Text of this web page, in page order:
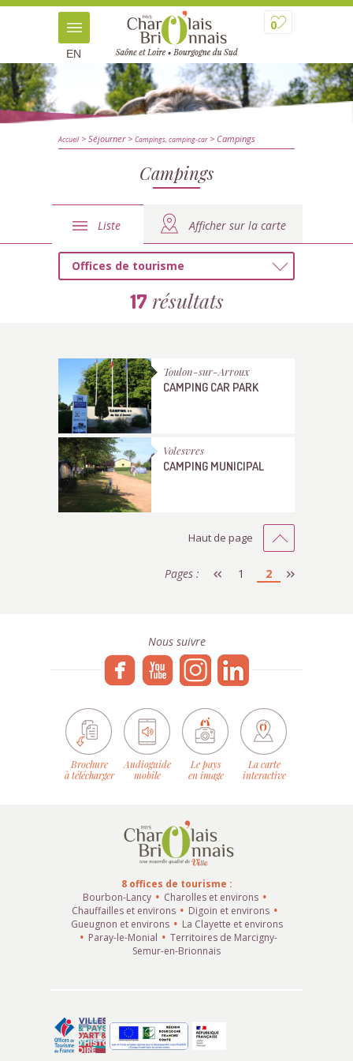
0
EN
Accueil> Séjourner> Campings, camping-car> Campings
Campings
Liste Afficher sur la carte
Offices de tourisme
17 résultats
Toulon-sur-Arroux
CAMPING CAR PARK
Volesvres
CAMPING MUNICIPAL
Haut de page
Pages : 1 2
Nous suivre
Brochure
à télécharger
Audioguide
mobile
Le pays
en image
La carte
interactive
8 offices de tourisme :
Bourbon-Lancy
Charolles et environs
Chauffailles et environs
Digoin et environs
Gueugnon et environs
La Clayette et environs
Paray-le-Monial
Territoires de Marcigny-
Semur-en-Brionnais